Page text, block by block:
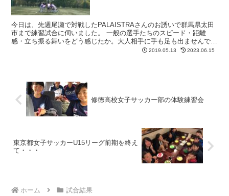
今日は、先週尾瀬で対戦したPALAISTRAさんのお誘いで群馬県太田
市まで練習試合に伺いました。 一般の選手たちのスピード・距離
感・立ち振る舞いをどう感じたか。大人相手に手も足も出ませんでし
た…で終わっているようでは何も残りません。どんな経...
2019.05.13 2023.06.15
修徳高校女子サッカー部の体験練習会
東京都女子サッカーU15リーグ前期を終え
て・・・
ホーム 試合結果